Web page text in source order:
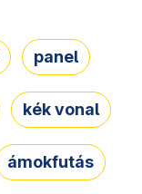
panel
kék vonal
ámokfutás